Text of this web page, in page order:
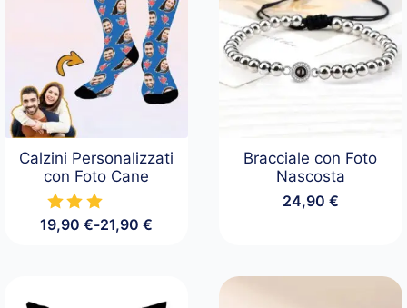
Calzini Personalizzati
con Foto Cane
19,90€-21,90€
Fascia
Bracciale con Foto
Nascosta
24,90 €